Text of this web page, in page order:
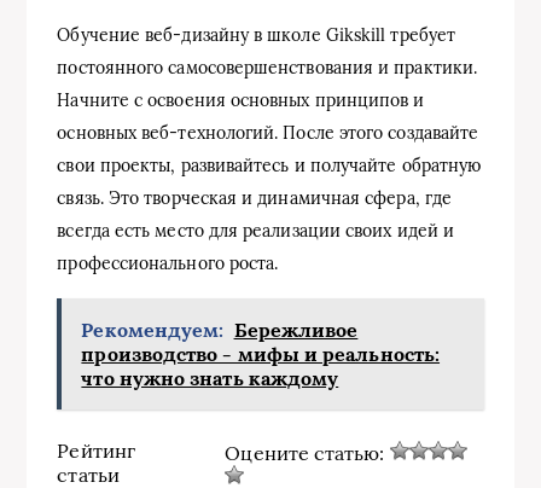
Обучение веб-дизайну в школе Gikskill требует
постоянного самосовершенствования и практики.
Начните с освоения основных принципов и
основных веб-технологий. После этого создавайте
свои проекты, развивайтесь и получайте обратную
связь. Это творческая и динамичная сфера, где
всегда есть место для реализации своих идей и
профессионального роста.
Рекомендуем: Бережливое
производство - мифы и реальность:
что нужно знать каждому
Рейтинг
статьи
Оцените статью: